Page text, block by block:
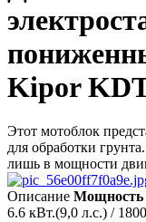
Kipor
Этот мотоблок
для обработки
лишь в мощности
Описание Мощность
6.6 кВт.(9,0 л.с.) /